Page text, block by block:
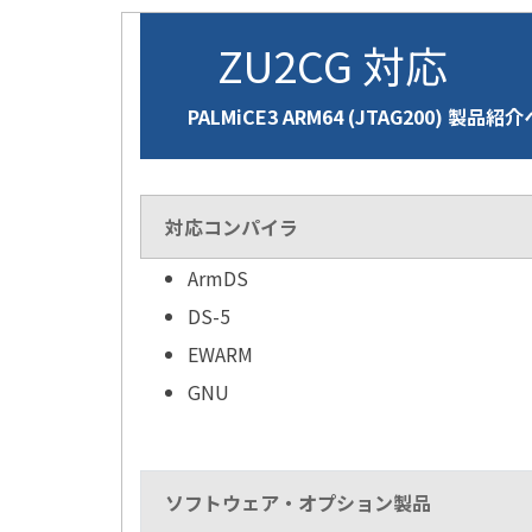
ZU2CG 対応
PALMiCE3 ARM64 (JTAG200) 製品紹介
対応コンパイラ
ArmDS
DS-5
EWARM
GNU
ソフトウェア・オプション製品